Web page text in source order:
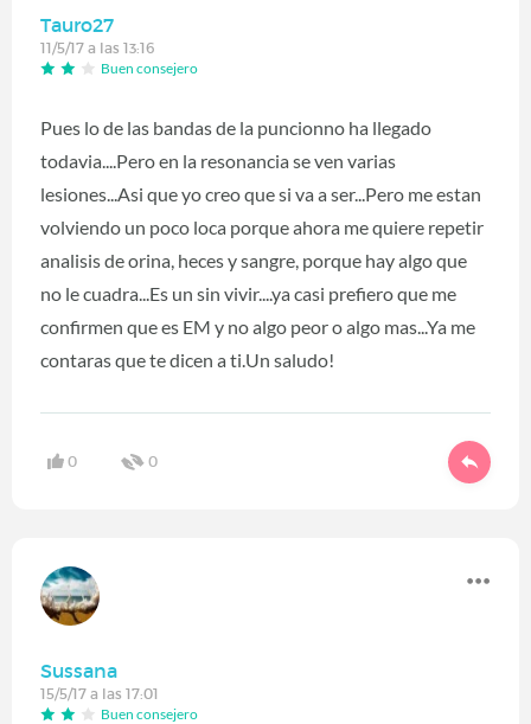
Tauro27
11/5/17 a las 13:16
Buen consejero
Pues lo de las bandas de la puncionno ha llegado
todavia....Pero en la resonancia se ven varias
lesiones...Asi que yo creo que si va a ser...Pero me estan
volviendo un poco loca porque ahora me quiere repetir
analisis de orina, heces y sangre, porque hay algo que
no le cuadra...Es un sin vivir....ya casi prefiero que me
confirmen que es EM y no algo peor o algo mas...Ya me
contaras que te dicen a ti.Un saludo!
0 0
Sussana
15/5/17 a las 17:01
Buen consejero